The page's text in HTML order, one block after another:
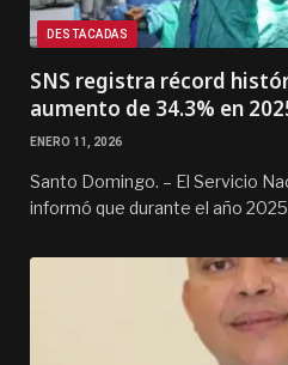
DESTACADAS
SNS registra récord
aumento de 34.3% en
ENERO 11, 2026
Santo Domingo. – El Servicio
informó que durante el año